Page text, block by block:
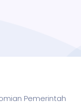
Pemerintah